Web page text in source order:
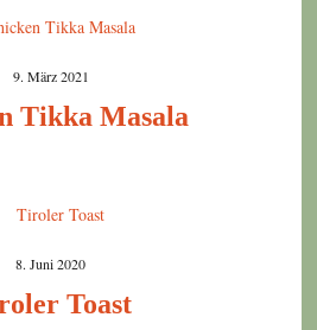
9. März 2021
Tikka Masala
8. Juni 2020
Toast